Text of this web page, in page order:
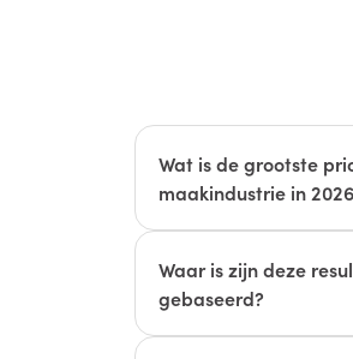
Wat is de grootste
maakindustrie in
De focus ligt op de
en vernieuwing.
reactief handelen bij
Waar is zijn deze
gebaseerd?
Onderzoek onder